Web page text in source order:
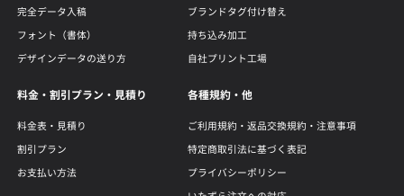
完全データ入稿
フォント（書体）
デザインデータの送り方
ブランドタグ付け替え
持ち込み加工
自社プリント工場
料金・割引プラン・見積り
料金表・見積り
割引プラン
お支払い方法
各種規約・他
ご利用規約・返品交換規約・注意事項
特定商取引法に基づく表記
プライバシーポリシー